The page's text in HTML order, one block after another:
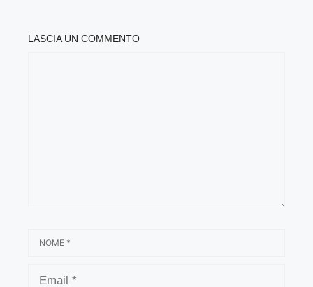
LASCIA UN COMMENTO